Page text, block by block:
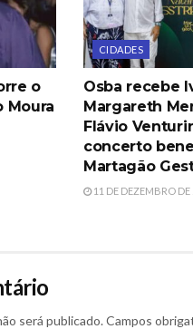
o
Moura
CIDADES
Osba recebe
Margareth
Flávio
concerto
Martagão
11 DE DEZEMBRO DE
será publicado. Campos